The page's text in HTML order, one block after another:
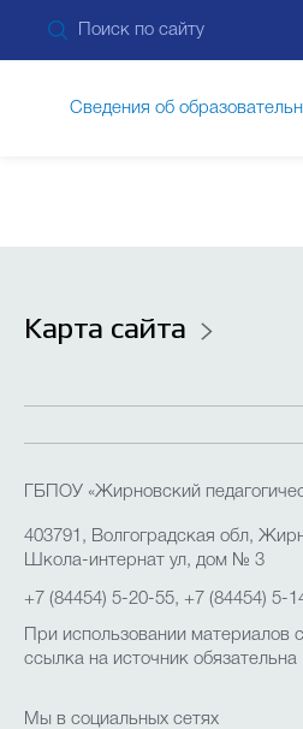
Сведения об
Карта сайта
ГБПОУ «Жирновский
403791, Волгоградская обл,
Школа-интернат ул, дом № 3
+7 (84454) 5-20-55, +7 (84454) 5-
При использовании материалов
ссылка на источник обязательна
Мы в социальных сетях